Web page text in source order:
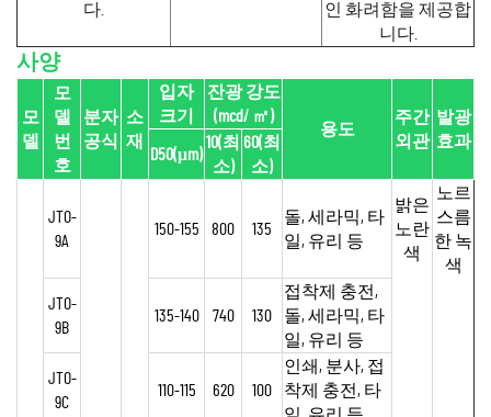
다.
인 화려함을 제공합
니다.
사양
모
델
모
델
번
호
분자
공식
소
재
입자
크기
잔광 강도
(mcd/ ㎡)
용도
주간
외관
발광
효과
D50(μm)
10(최
소)
60(최
소)
JTO-
9A
150-155 800 135
돌, 세라믹, 타
일, 유리 등
밝은
노란
색
노르
스름
한 녹
색
JTO-
9B
135-140 740 130
접착제 충전,
돌, 세라믹, 타
일, 유리 등
JTO-
9C
110-115 620 100
인쇄, 분사, 접
착제 충전, 타